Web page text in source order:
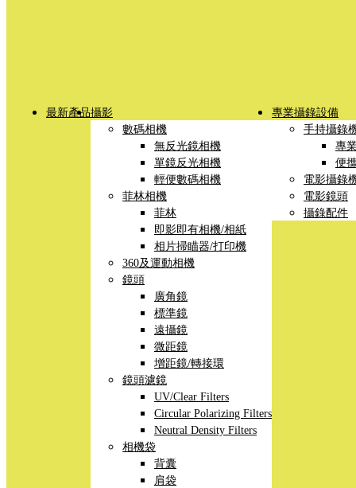
最新產品攝影
數碼相機
無反光鏡相機
單鏡反光相機
輕便數碼相機
菲林相機
菲林
即影即有相機/相紙
相片掃瞄器/打印機
360及運動相機
鏡頭
廣角鏡
標準鏡
遠攝鏡
微距鏡
增距鏡/轉接環
鏡頭濾鏡
UV/Clear Filters
Circular Polarizing Filters
Neutral Density Filters
相機袋
背囊
肩袋
專業攝錄設備
手持攝錄
專
便
電影攝錄
電影鏡頭
攝錄配件